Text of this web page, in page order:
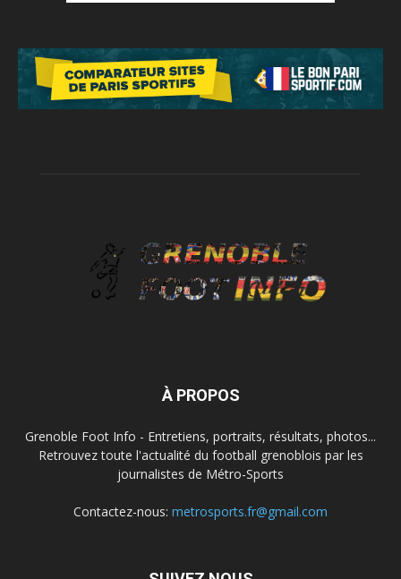
À PROPOS
Grenoble Foot Info - Entretiens, portraits, résultats, photos...
Retrouvez toute l'actualité du football grenoblois par les
journalistes de Métro-Sports
Contactez-nous: metrosports.fr@gmail.com